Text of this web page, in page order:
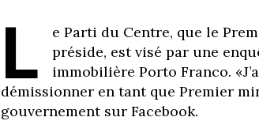
L
e Parti du Centre, que le
préside, est visé par une
immobilière Porto Franco.
démissionner en tant que Premier
gouvernement sur Facebook.